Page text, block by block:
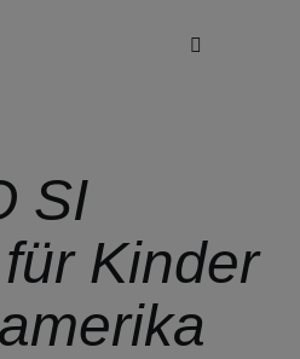
SI
Kinder